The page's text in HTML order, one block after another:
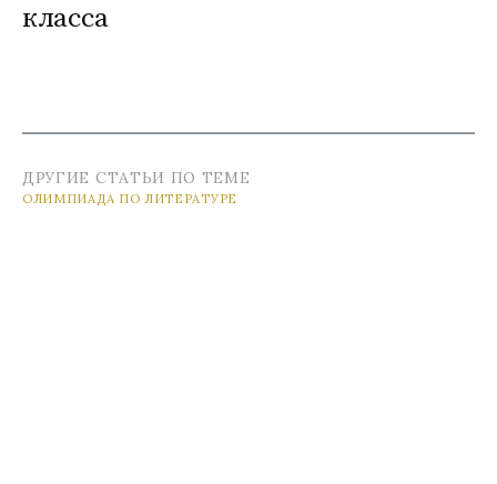
класса
ДРУГИЕ СТАТЬИ ПО ТЕМЕ
ОЛИМПИАДА ПО ЛИТЕРАТУРЕ